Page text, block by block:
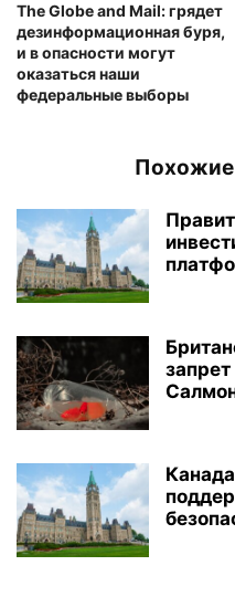
The Globe and Mail: грядет
дезинформационная буря,
и в опасности могут
оказаться наши
федеральные выборы